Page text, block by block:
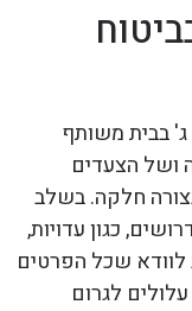
בבית משותף
ושל הצעדים
חלקה. בשלב
כגון עדויות,
לוודא שכל הפרטים
לגרום